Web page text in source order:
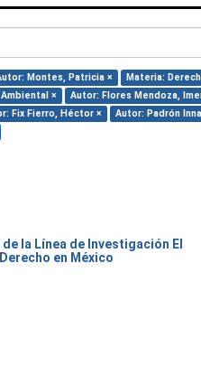
Montes, Patricia × Materia:
× Autor: Flores Mendoza,
Fix Fierro, Héctor × Autor: Padrón
la Línea de Investigación El
en México